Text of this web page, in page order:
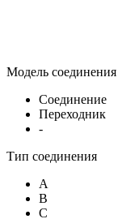
Модель соединения
Соединение
Переходник
-
Тип соединения
A
B
C